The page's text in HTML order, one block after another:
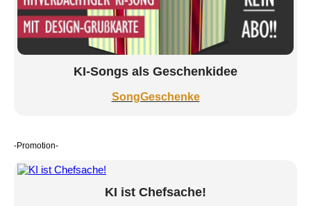
KI-Songs als Geschenkidee
SongGeschenke
-Promotion-
KI ist Chefsache!